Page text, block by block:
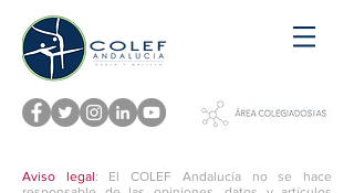
Aviso legal: El COLEF Andalucía no se hace